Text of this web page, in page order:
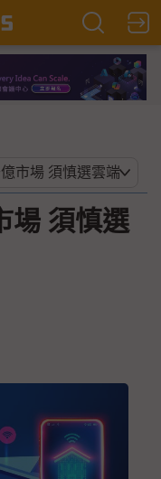
場 須慎選